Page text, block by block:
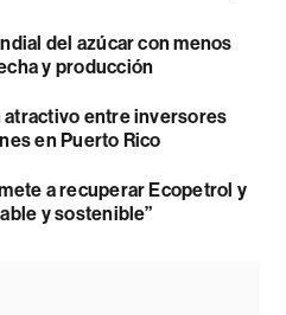
del azúcar con menos
y producción
atractivo entre inversores
en Puerto Rico
a recuperar Ecopetrol y
y sostenible”